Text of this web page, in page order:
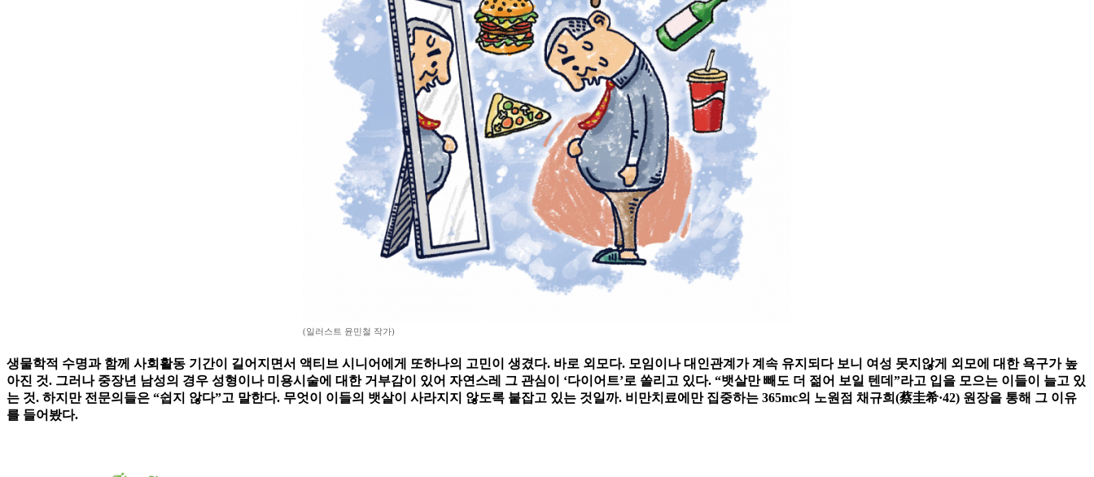
(일러스트 윤민철 작가)
생물학적 수명과 함께 사회활동 기간이 길어지면서 액티브 시니어에게 또하나의 고민이 생겼다. 바로 외모다. 모임이나 대인관계가 계속 유지되다 보니 여성 못지않게 외모에 대한 욕구가 높
아진 것. 그러나 중장년 남성의 경우 성형이나 미용시술에 대한 거부감이 있어 자연스레 그 관심이 ‘다이어트’로 쏠리고 있다. “뱃살만 빼도 더 젊어 보일 텐데”라고 입을 모으는 이들이 늘고 있
는 것. 하지만 전문의들은 “쉽지 않다”고 말한다. 무엇이 이들의 뱃살이 사라지지 않도록 붙잡고 있는 것일까. 비만치료에만 집중하는 365mc의 노원점 채규희(蔡圭希·42) 원장을 통해 그 이유
를 들어봤다.